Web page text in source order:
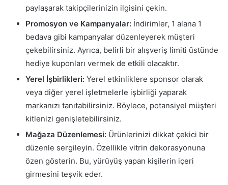
paylaşarak takipçilerinizin ilgisini çekin.
Promosyon ve Kampanyalar: İndirimler, 1 alana 1
bedava gibi kampanyalar düzenleyerek müşteri
çekebilirsiniz. Ayrıca, belirli bir alışveriş limiti üstünde
hediye kuponları vermek de etkili olacaktır.
Yerel İşbirlikleri: Yerel etkinliklere sponsor olarak
veya diğer yerel işletmelerle işbirliği yaparak
markanızı tanıtabilirsiniz. Böylece, potansiyel müşteri
kitlenizi genişletebilirsiniz.
Mağaza Düzenlemesi: Ürünlerinizi dikkat çekici bir
düzenle sergileyin. Özellikle vitrin dekorasyonuna
özen gösterin. Bu, yürüyüş yapan kişilerin içeri
girmesini teşvik eder.